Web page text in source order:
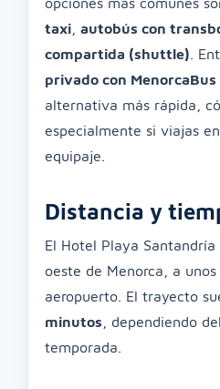
taxi autobús con
compartida (shuttle) .
privado con MenorcaBus
alternativa más rápida,
especialmente si viajas
equipaje.
Distancia y
El Hotel Playa
oeste de Menorca, a unos
aeropuerto. El trayecto
minutos , dependiendo
temporada.